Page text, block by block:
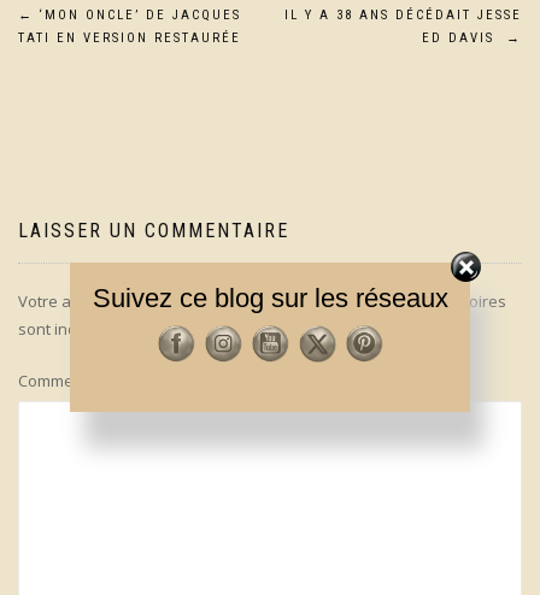
Navigation
←
‘MON ONCLE’ DE JACQUES
TATI EN VERSION RESTAURÉE
IL Y A 38 ANS DÉCÉDAIT JESSE
ED DAVIS
→
LAISSER UN COMMENTAIRE
Votre adresse e-mail ne sera pas publiée.Les champs obligatoires
sont indiqués avec *
Commentaire
Suivez ce blog sur les réseaux